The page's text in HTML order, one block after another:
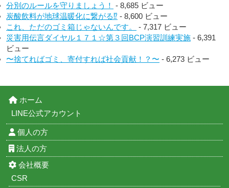
分別のルールを守りましょう！ - 8,685 ビュー
炭酸飲料が地球温暖化に繋がる⁉︎ - 8,600 ビュー
これ、ただのゴミ箱じゃないんです。
- 7,317 ビュー
災害用伝言ダイヤル１７１☆第３回BCP演習訓練実施 - 6,391
ビュー
〜捨てればゴミ、寄付すれば社会貢献！？〜 - 6,273 ビュー
ホーム
LINE公式アカウント
個人の方
法人の方
会社概要
CSR